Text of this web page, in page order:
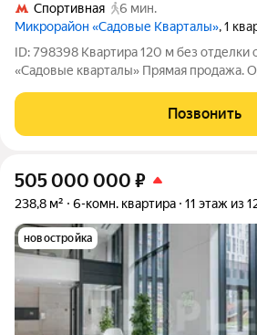
Спортивная
6 мин.
Микрорайон «Садовые Кварталы», 1
ID: 798398 Квартира 120 м без
«Садовые кварталы» Прямая продажа.
особенности Квартира на 13
Позвонить
505 000 000 ₽
238,8 м² 6-комн. квартира 11 этаж из
новостройка